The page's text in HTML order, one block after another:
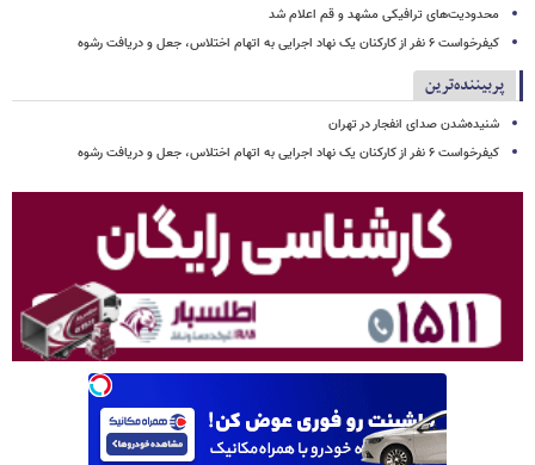
محدودیت‌های ترافیکی مشهد و قم اعلام شد
کیفرخواست ۶ نفر از کارکنان یک نهاد اجرایی به اتهام اختلاس، جعل و دریافت رشوه
پربیننده‌ترین
شنیده‌شدن صدای انفجار در تهران
کیفرخواست ۶ نفر از کارکنان یک نهاد اجرایی به اتهام اختلاس، جعل و دریافت رشوه